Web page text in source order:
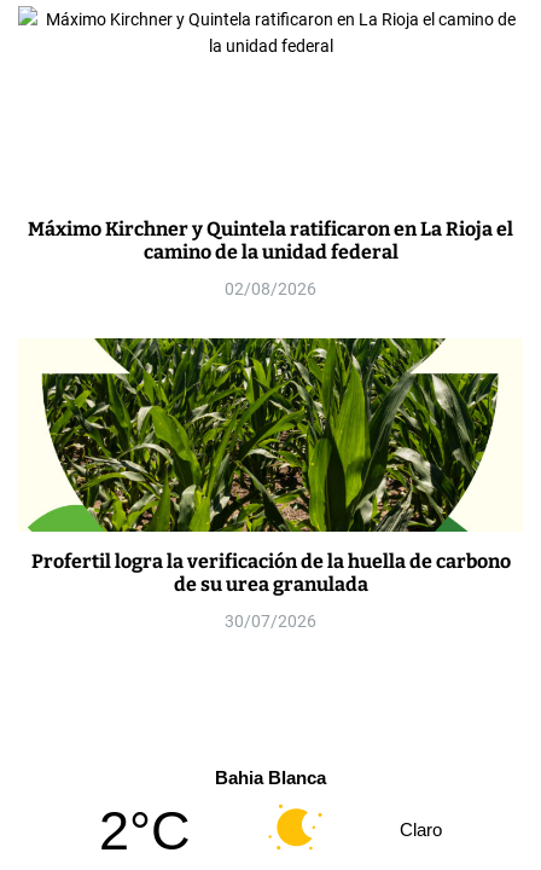
Máximo Kirchner y Quintela ratificaron en La Rioja el
camino de la unidad federal
02/08/2026
Profertil logra la verificación de la huella de carbono
de su urea granulada
30/07/2026
Bahia Blanca
2°C Claro